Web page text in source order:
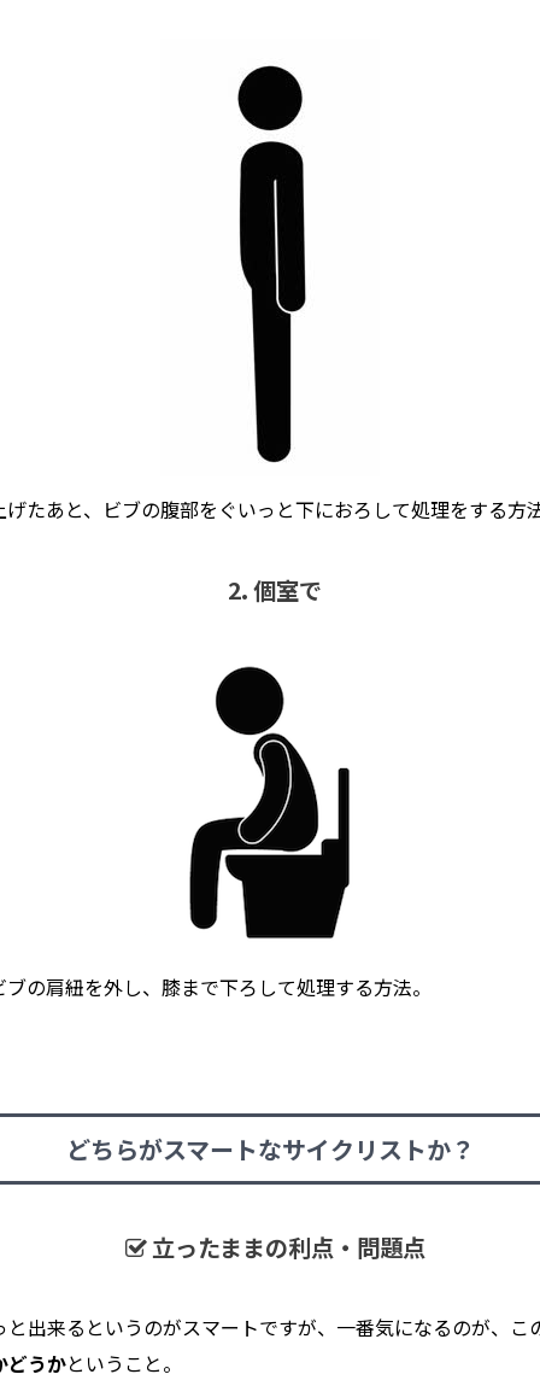
たあと、ビブの腹部をぐいっと下におろして処理をする方
2. 個室で
の肩紐を外し、膝まで下ろして処理する方法。
どちらがスマートなサイクリストか？
立ったままの利点・問題点
出来るというのがスマートですが、一番気になるのが、こ
どうかということ。